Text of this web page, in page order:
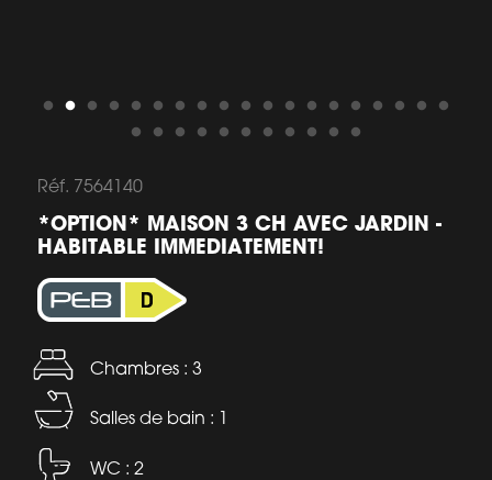
Réf. 7564140
*OPTION* MAISON 3 CH AVEC JARDIN -
HABITABLE IMMEDIATEMENT!
Chambres : 3
Salles de bain : 1
WC : 2